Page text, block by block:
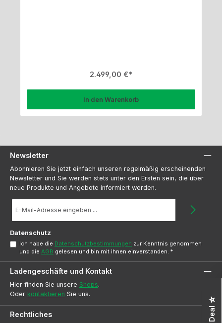
Regulärer Preis:
2.499,00 €
In den Warenkorb
Newsletter
Abonnieren Sie jetzt einfach unseren regelmäßig erscheinenden
Newsletter und Sie werden stets unter den Ersten sein, die über
neue Produkte und Angebote informiert werden.
Mail-
Datenschutz
Ich habe die Datenschutzbestimmungen zur Kenntnis genommen
und dieAGB gelesen und bin mit ihnen einverstanden.*
Ladengeschäfte und Kontakt
Hier finden Sie unsere Shops.
Oder kontaktieren Sie uns.
Rechtliches